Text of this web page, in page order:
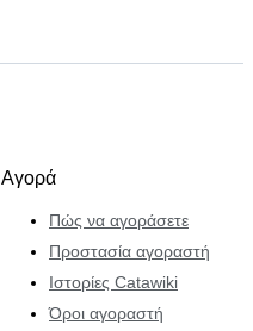
Αγορά
Πώς να αγοράσετε
Προστασία αγοραστή
Ιστορίες Catawiki
Όροι αγοραστή